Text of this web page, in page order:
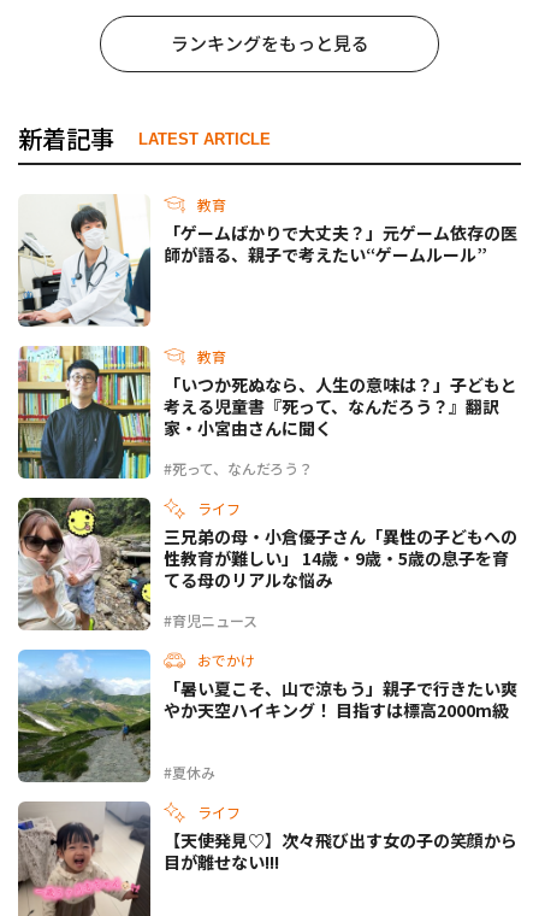
ランキングをもっと見る
新着記事 LATEST ARTICLE
教育
「ゲームばかりで大丈夫？」元ゲーム依存の医
師が語る、親子で考えたい“ゲームルール”
教育
#死って、なんだろう？
「いつか死ぬなら、人生の意味は？」子どもと
考える児童書『死って、なんだろう？』翻訳
家・小宮由さんに聞く
ライフ
#育児ニュース
三兄弟の母・小倉優子さん「異性の子どもへの
性教育が難しい」 14歳・9歳・5歳の息子を育
てる母のリアルな悩み
おでかけ
#夏休み
「暑い夏こそ、山で涼もう」親子で行きたい爽
やか天空ハイキング！ 目指すは標高2000m級
ライフ
【天使発見♡】次々飛び出す女の子の笑顔から
目が離せない!!!